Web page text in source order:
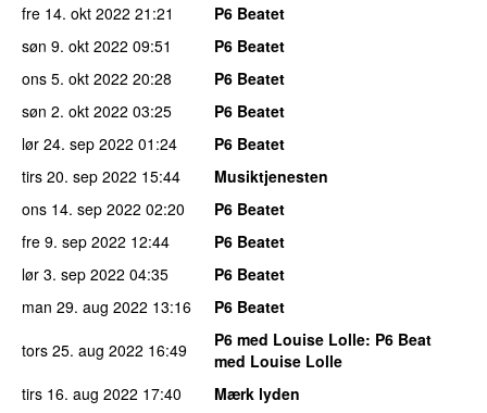
fre 14. okt 2022 21:21
P6 Beatet
søn 9. okt 2022 09:51
P6 Beatet
ons 5. okt 2022 20:28
P6 Beatet
søn 2. okt 2022 03:25
P6 Beatet
lør 24. sep 2022 01:24
P6 Beatet
tirs 20. sep 2022 15:44
Musiktjenesten
ons 14. sep 2022 02:20
P6 Beatet
fre 9. sep 2022 12:44
P6 Beatet
lør 3. sep 2022 04:35
P6 Beatet
man 29. aug 2022 13:16
P6 Beatet
tors 25. aug 2022 16:49 P6 med Louise Lolle: P6 Beat
med Louise Lolle
tirs 16. aug 2022 17:40
Mærk lyden